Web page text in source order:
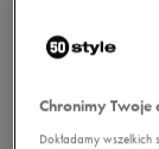
Chronimy Twoje
Dokładamy